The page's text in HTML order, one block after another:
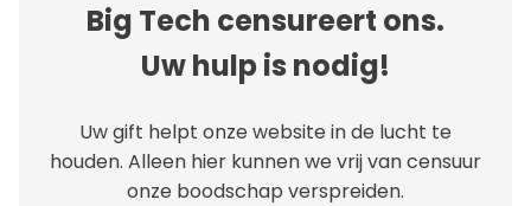
Big Tech censureert ons.
Uw hulp is nodig!
Uw gift helpt onze website in de lucht te
houden. Alleen hier kunnen we vrij van censuur
onze boodschap verspreiden.